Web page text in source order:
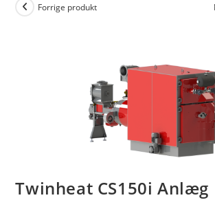
Forrige produkt
Twinheat CS150i Anlæg